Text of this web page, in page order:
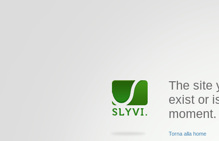
The site
exist or
moment.
Torna alla home